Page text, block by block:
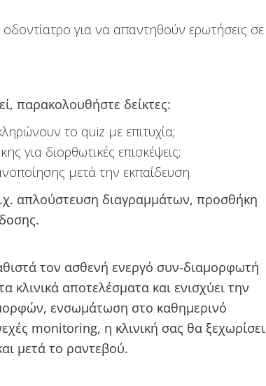
για να απαντηθούν ερωτήσεις σε
παρακολουθήστε δείκτες:
το quiz με επιτυχία;
για διορθωτικές επισκέψεις;
μετά την εκπαίδευση.
απλούστευση διαγραμμάτων, προσθήκη
τον ασθενή ενεργό συν-διαμορφωτή
κλινικά αποτελέσματα και ενισχύει την
ενσωμάτωση στο καθημερινό
monitoring, η κλινική σας θα ξεχωρίσει
μετά το ραντεβού.